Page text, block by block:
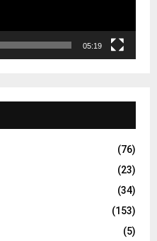
05:19
(76)
(23)
(34)
(153)
(5)